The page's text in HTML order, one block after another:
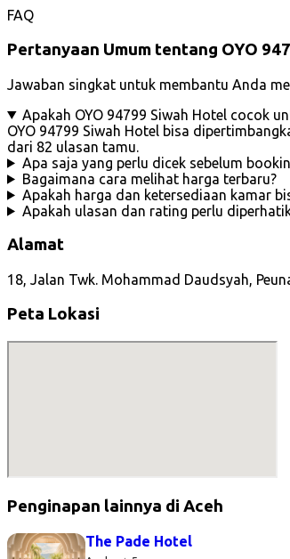
FAQ
Pertanyaan Umum tentang OYO
Jawaban singkat untuk membantu Anda
Apakah OYO 94799 Siwah Hotel cocok
OYO 94799 Siwah Hotel bisa
dari 82 ulasan tamu.
Apa saja yang perlu dicek sebelum
Bagaimana cara melihat harga terbaru?
Apakah harga dan ketersediaan kamar
Apakah ulasan dan rating perlu
Alamat
18, Jalan Twk. Mohammad Daudsyah,
Peta Lokasi
Penginapan lainnya di Aceh
The Pade Hotel